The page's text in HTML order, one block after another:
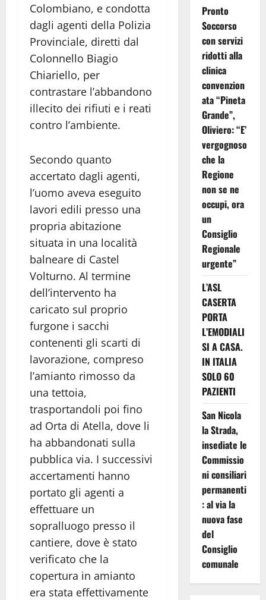
Colombiano, e condotta
dagli agenti della Polizia
Provinciale, diretti dal
Colonnello Biagio
Chiariello, per
contrastare l’abbandono
illecito dei rifiuti e i reati
contro l’ambiente.
Secondo quanto
accertato dagli agenti,
l’uomo aveva eseguito
lavori edili presso una
propria abitazione
situata in una località
balneare di Castel
Volturno. Al termine
dell’intervento ha
caricato sul proprio
furgone i sacchi
contenenti gli scarti di
lavorazione, compreso
l’amianto rimosso da
una tettoia,
trasportandoli poi fino
ad Orta di Atella, dove li
ha abbandonati sulla
pubblica via. I successivi
accertamenti hanno
portato gli agenti a
effettuare un
sopralluogo presso il
cantiere, dove è stato
verificato che la
copertura in amianto
era stata effettivamente
Pronto
Soccorso
con servizi
ridotti alla
clinica
convenzion
ata “Pineta
Grande”,
Oliviero: “E’
vergognoso
che la
Regione
non se ne
occupi, ora
un
Consiglio
Regionale
urgente”
L’ASL
CASERTA
PORTA
L’EMODIALI
SI A CASA.
IN ITALIA
SOLO 60
PAZIENTI
San Nicola
la Strada,
insediate le
Commissio
ni consiliari
permanenti
: al via la
nuova fase
del
Consiglio
comunale